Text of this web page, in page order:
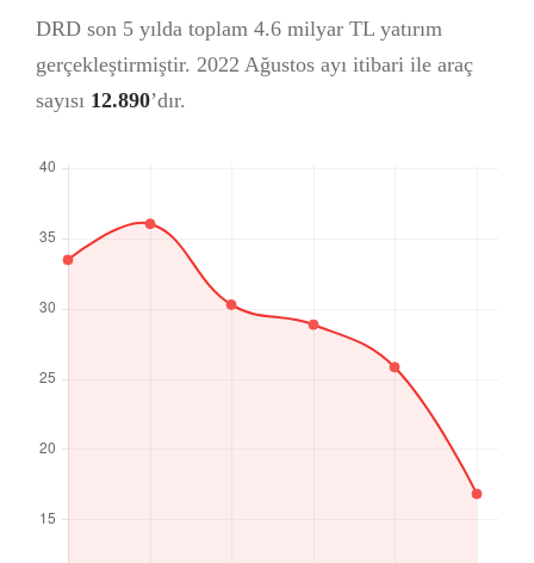
DRD son 5 yılda toplam 4.6 milyar TL yatırım
gerçekleştirmiştir. 2022 Ağustos ayı itibari ile araç
sayısı 12.890’dır.